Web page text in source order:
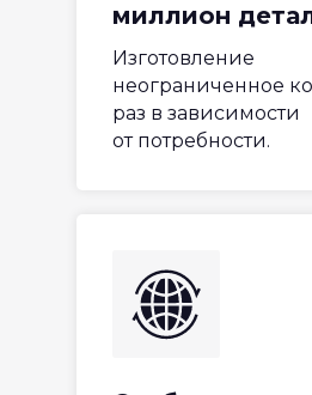
миллион
Изготовление
неограниченное
раз в зависимости
от потребности.